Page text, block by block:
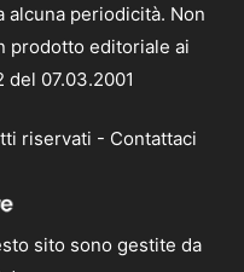
alcuna periodicità. Non
prodotto editoriale ai
del 07.03.2001
riservati - Contattaci
sito sono gestite da